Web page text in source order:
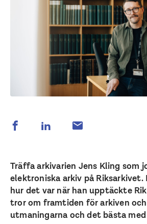
Träffa arkivarien Jens Kling som
elektroniska arkiv på Riksarkivet.
hur det var när han upptäckte
tror om framtiden för arkiven och
utmaningarna och det bästa med